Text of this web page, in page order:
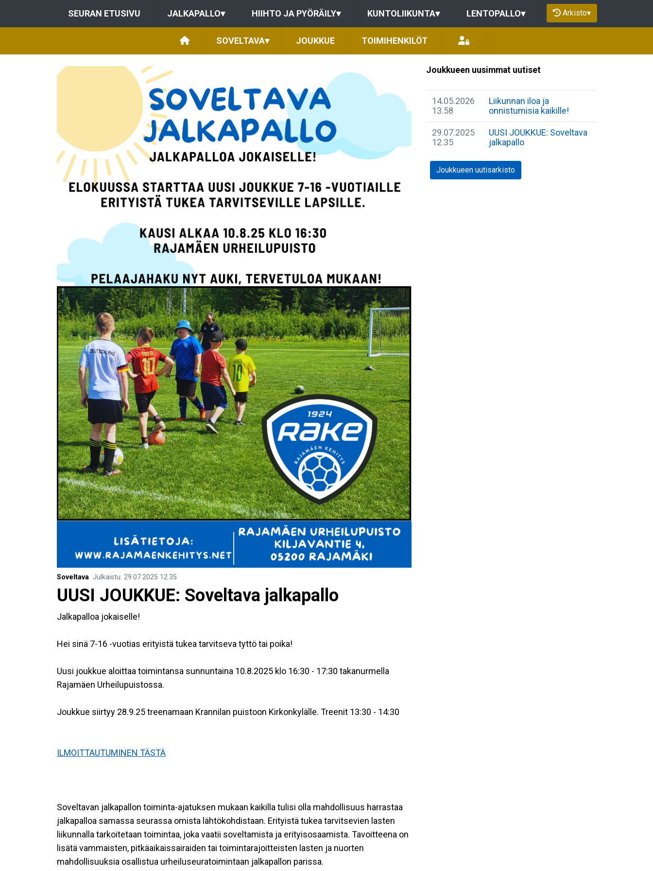
SEURAN ETUSIVU JALKAPALLO▾ HIIHTO JA PYÖRÄILY▾ KUNTOLIIKUNTA▾ LENTOPALLO▾ Arkisto▾
SOVELTAVA▾ JOUKKUE TOIMIHENKILÖT
Soveltava Julkaistu: 29.07.2025 12.35
UUSI JOUKKUE: Soveltava jalkapallo
Jalkapalloa jokaiselle!
Hei sinä 7-16 -vuotias erityistä tukea tarvitseva tyttö tai poika!
Uusi joukkue aloittaa toimintansa sunnuntaina 10.8.2025 klo 16:30 - 17:30 takanurmella
Rajamäen Urheilupuistossa.
Joukkue siirtyy 28.9.25 treenamaan Krannilan puistoon Kirkonkylälle. Treenit 13:30 - 14:30
ILMOITTAUTUMINEN TÄSTÄ
Soveltavan jalkapallon toiminta-ajatuksen mukaan kaikilla tulisi olla mahdollisuus harrastaa
jalkapalloa samassa seurassa omista lähtökohdistaan. Erityistä tukea tarvitsevien lasten
liikunnalla tarkoitetaan toimintaa, joka vaatii soveltamista ja erityisosaamista. Tavoitteena on
lisätä vammaisten, pitkäaikaissairaiden tai toimintarajoitteisten lasten ja nuorten
mahdollisuuksia osallistua urheiluseuratoimintaan jalkapallon parissa.
Joukkueen uusimmat uutiset
14.05.2026
13.58
Liikunnan iloa ja
onnistumisia kaikille!
29.07.2025
12.35
UUSI JOUKKUE: Soveltava
jalkapallo
Joukkueen uutisarkisto